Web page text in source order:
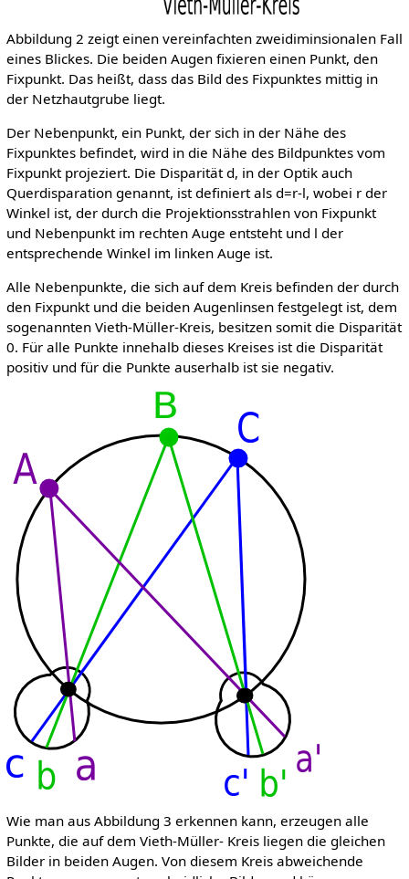
Abbildung 2 zeigt einen vereinfachten zweidiminsionalen Fall
eines Blickes. Die beiden Augen fixieren einen Punkt, den
Fixpunkt. Das heißt, dass das Bild des Fixpunktes mittig in
der Netzhautgrube liegt.
Der Nebenpunkt, ein Punkt, der sich in der Nähe des
Fixpunktes befindet, wird in die Nähe des Bildpunktes vom
Fixpunkt projeziert. Die Disparität d, in der Optik auch
Querdisparation genannt, ist definiert als d=r-l, wobei r der
Winkel ist, der durch die Projektionsstrahlen von Fixpunkt
und Nebenpunkt im rechten Auge entsteht und l der
entsprechende Winkel im linken Auge ist.
Alle Nebenpunkte, die sich auf dem Kreis befinden der durch
den Fixpunkt und die beiden Augenlinsen festgelegt ist, dem
sogenannten Vieth-Müller-Kreis, besitzen somit die Disparität
0. Für alle Punkte innehalb dieses Kreises ist die Disparität
positiv und für die Punkte auserhalb ist sie negativ.
Wie man aus Abbildung 3 erkennen kann, erzeugen alle
Punkte, die auf dem Vieth-Müller- Kreis liegen die gleichen
Bilder in beiden Augen. Von diesem Kreis abweichende